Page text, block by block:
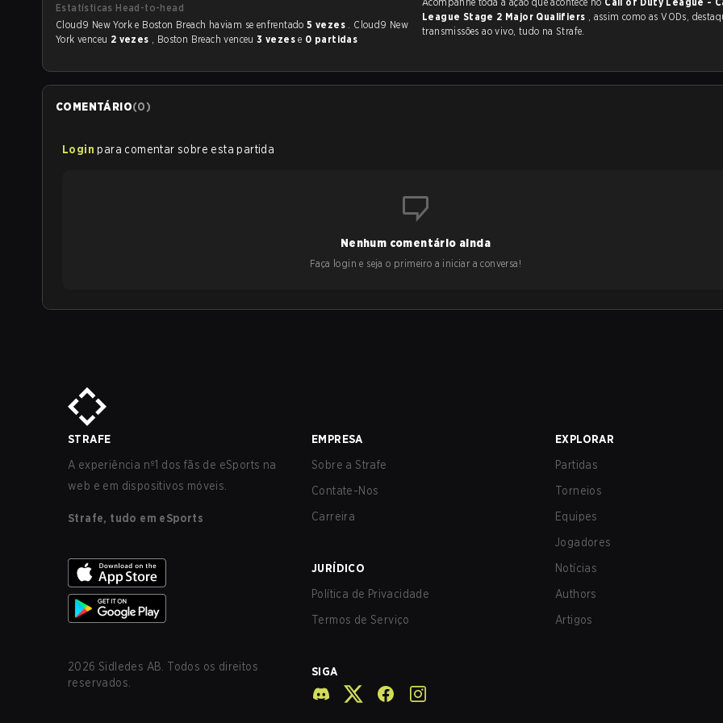
Estatísticas Head-to-head
Cloud9 New York e Boston Breach haviam se enfrentado5 vezes . Cloud9 New
York venceu 2 vezes , Boston Breach venceu3 vezese 0 partidas
League Stage 2 Major Qualifiers , assim como as VODs, destaques e
transmissões ao vivo, tudo na Strafe.
COMENTÁRIO(0)
Login para comentar sobre esta partida
Nenhum comentário ainda
Faça login e seja o primeiro a iniciar a conversa!
STRAFE
A experiência nº1 dos fãs de eSports na
web e em dispositivos móveis.
Strafe, tudo em eSports
2026 Sidledes AB. Todos os direitos
reservados.
EMPRESA
Sobre a Strafe
Contate-Nos
Carreira
JURÍDICO
Política de Privacidade
Termos de Serviço
SIGA
EXPLORAR
Partidas
Torneios
Equipes
Jogadores
Notícias
Authors
Artigos